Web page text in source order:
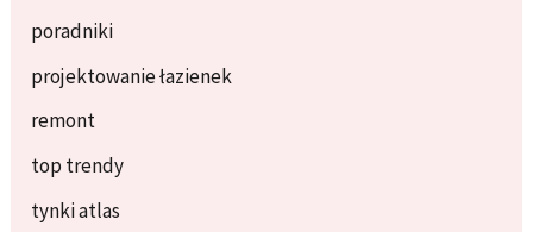
poradniki
projektowanie łazienek
remont
top trendy
tynki atlas